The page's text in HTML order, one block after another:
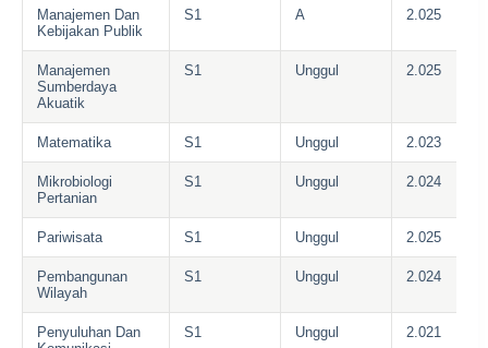
Manajemen Dan
Kebijakan Publik
S1 A 2.025
Manajemen
Sumberdaya
Akuatik
S1 Unggul 2.025
Matematika S1 Unggul 2.023
Mikrobiologi
Pertanian
S1 Unggul 2.024
Pariwisata S1 Unggul 2.025
Pembangunan
Wilayah
S1 Unggul 2.024
Penyuluhan Dan
S1 Unggul 2.021